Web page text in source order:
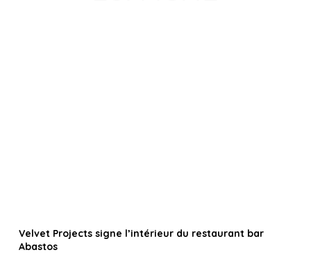
Velvet Projects signe l’intérieur du restaurant bar
Abastos